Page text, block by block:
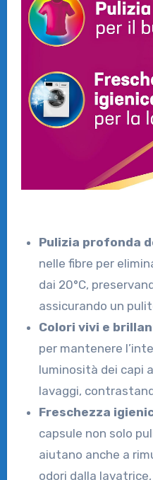
Pulizia profonda
nelle fibre per
dai 20°C,
assicurando un
Colori vivi e
per mantenere
luminosità dei capi
lavaggi,
Freschezza
capsule non solo
aiutano anche a
odori dalla